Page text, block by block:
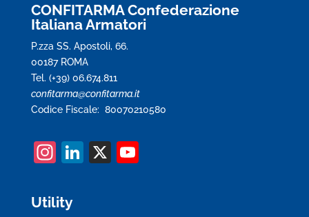
CONFITARMA Confederazione
Italiana Armatori
P.zza SS. Apostoli, 66.
00187 ROMA
Tel. (+39) 06.674.811
confitarma@confitarma.it
Codice Fiscale: 80070210580
In
a
Li X Y
Utility